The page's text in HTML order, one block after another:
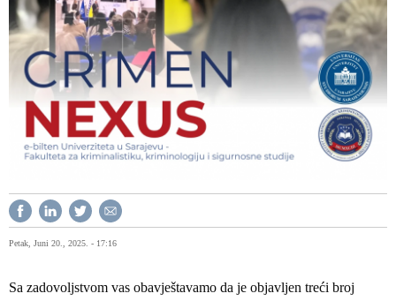
Petak, Juni 20., 2025. - 17:16
Sa zadovoljstvom vas obavještavamo da je objavljen treći broj